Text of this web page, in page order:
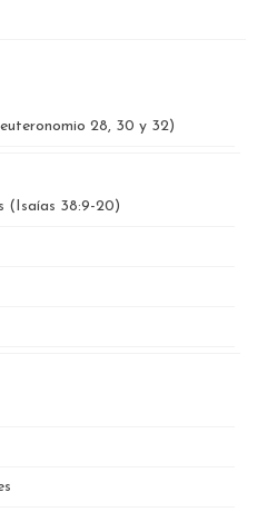
28, 30 y 32)
(Isaías 38:9-20)